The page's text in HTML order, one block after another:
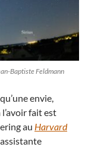
Baptiste Feldmann
envie,
fait est
au Harvard